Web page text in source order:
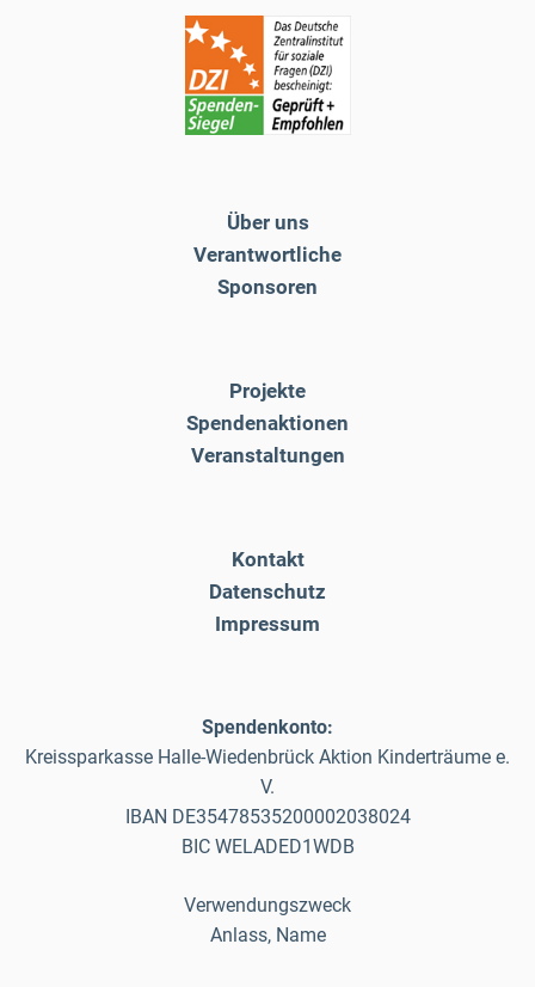
Über uns
Verantwortliche
Sponsoren
Projekte
Spendenaktionen
Veranstaltungen
Kontakt
Datenschutz
Impressum
Spendenkonto:
Kreissparkasse Halle-Wiedenbrück Aktion Kinderträume e.
V.
IBAN DE35478535200002038024
BIC WELADED1WDB
Verwendungszweck
Anlass, Name